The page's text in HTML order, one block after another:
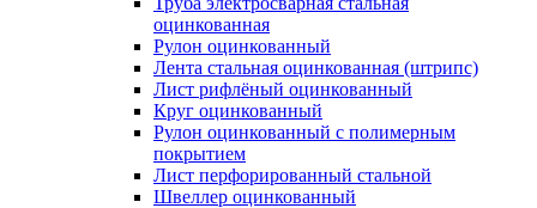
оцинкованная
Рулон оцинкованный
Лента стальная оцинкованная (штрипс)
Лист рифлёный оцинкованный
Круг оцинкованный
Рулон оцинкованный с полимерным
покрытием
Лист перфорированный стальной
Швеллер оцинкованный